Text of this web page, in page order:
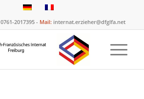
0761-2017395 - Mail: internat.erzieher@dfglfa.net